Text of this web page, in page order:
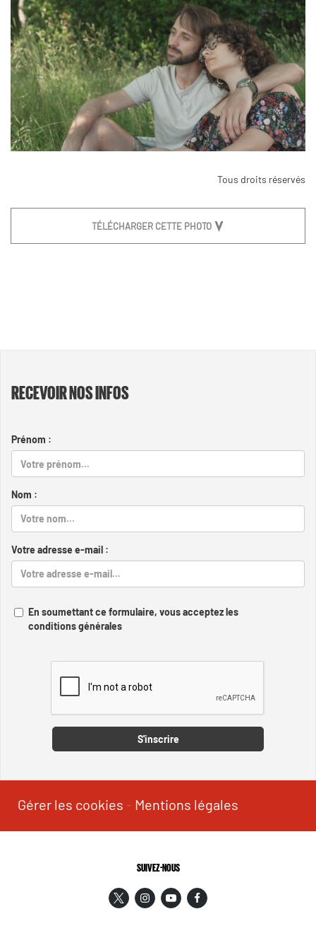
Tous droits réservés
TÉLÉCHARGER CETTE PHOTO
RECEVOIR NOS INFOS
Prénom :
Nom :
Votre adresse e-mail :
En soumettant ce formulaire, vous acceptez les
conditions générales
S'inscrire
Gérer les cookies - Mentions légales
SUIVEZ-NOUS